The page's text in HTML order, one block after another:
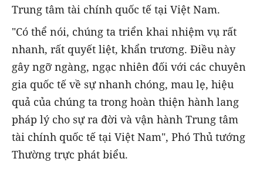
Trung tâm tài chính quốc tế tại Việt Nam.
"Có thể nói, chúng ta triển khai nhiệm vụ rất
nhanh, rất quyết liệt, khẩn trương. Điều này
gây ngỡ ngàng, ngạc nhiên đối với các chuyên
gia quốc tế về sự nhanh chóng, mau lẹ, hiệu
quả của chúng ta trong hoàn thiện hành lang
pháp lý cho sự ra đời và vận hành Trung tâm
tài chính quốc tế tại Việt Nam", Phó Thủ tướng
Thường trực phát biểu.